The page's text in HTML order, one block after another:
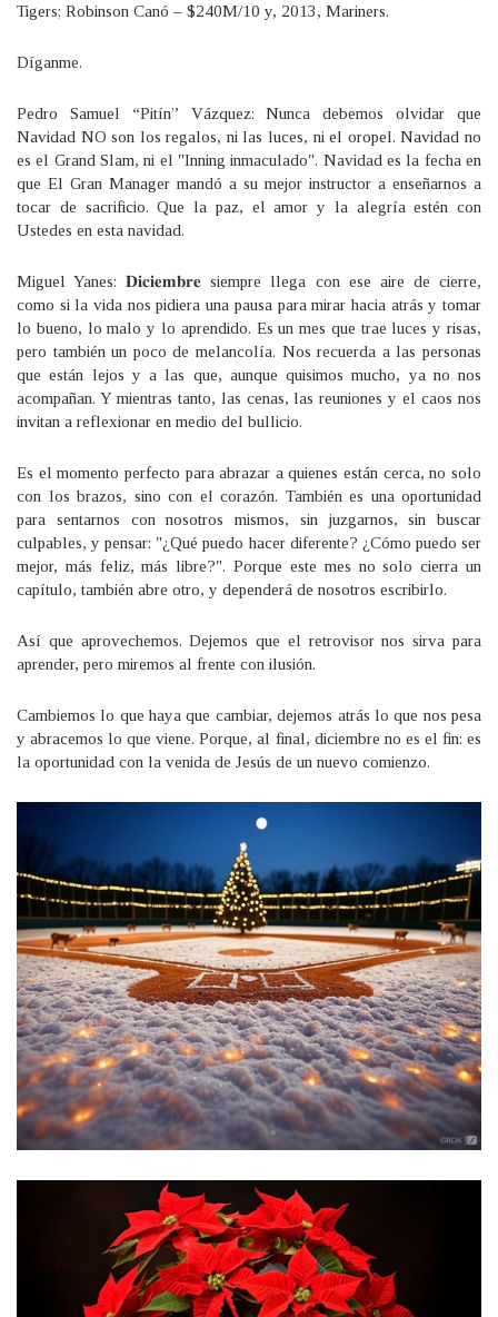
Tigers; Robinson Canó – $240M/10 y, 2013, Mariners.
Díganme.
Pedro Samuel “Pitín” Vázquez: Nunca debemos olvidar que
Navidad NO son los regalos, ni las luces, ni el oropel. Navidad no
es el Grand Slam, ni el "Inning inmaculado". Navidad es la fecha en
que El Gran Manager mandó a su mejor instructor a enseñarnos a
tocar de sacrificio. Que la paz, el amor y la alegría estén con
Ustedes en esta navidad.
Miguel Yanes: 𝐃𝐢𝐜𝐢𝐞𝐦𝐛𝐫𝐞 siempre llega con ese aire de cierre,
como si la vida nos pidiera una pausa para mirar hacia atrás y tomar
lo bueno, lo malo y lo aprendido. Es un mes que trae luces y risas,
pero también un poco de melancolía. Nos recuerda a las personas
que están lejos y a las que, aunque quisimos mucho, ya no nos
acompañan. Y mientras tanto, las cenas, las reuniones y el caos nos
invitan a reflexionar en medio del bullicio.
Es el momento perfecto para abrazar a quienes están cerca, no solo
con los brazos, sino con el corazón. También es una oportunidad
para sentarnos con nosotros mismos, sin juzgarnos, sin buscar
culpables, y pensar: "¿Qué puedo hacer diferente? ¿Cómo puedo ser
mejor, más feliz, más libre?". Porque este mes no solo cierra un
capítulo, también abre otro, y dependerá de nosotros escribirlo.
Así que aprovechemos. Dejemos que el retrovisor nos sirva para
aprender, pero miremos al frente con ilusión.
Cambiemos lo que haya que cambiar, dejemos atrás lo que nos pesa
y abracemos lo que viene. Porque, al final, diciembre no es el fin: es
la oportunidad con la venida de Jesús de un nuevo comienzo.